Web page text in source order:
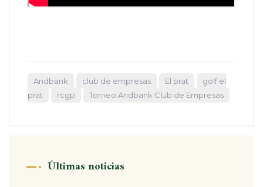
Andbank club de empresas El prat
golf el
prat
rcgp Torneo Andbank Club de Empresas
Últimas noticias